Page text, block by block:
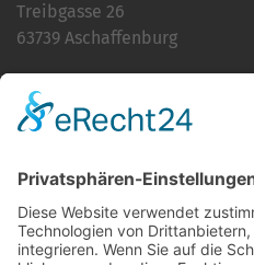
Treibgasse 26
63739 Aschaffenburg
E-Mailinfo@martinushaus.de